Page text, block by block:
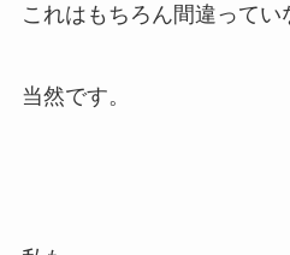
これはもちろん間違ってい
当然です。